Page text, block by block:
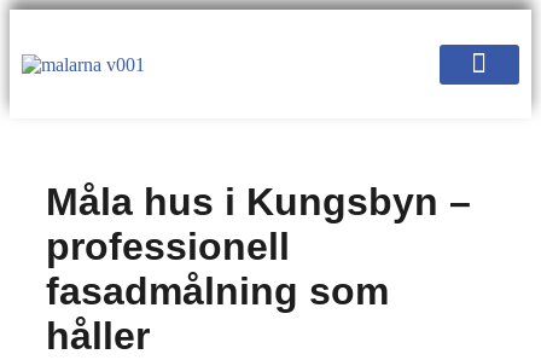
Måla hus i Kungsbyn –
professionell
fasadmålning som
håller